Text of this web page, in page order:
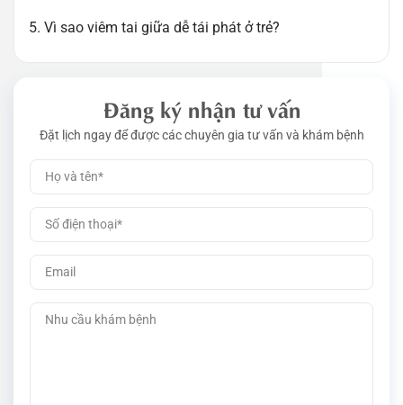
5. Vì sao viêm tai giữa dễ tái phát ở trẻ?
Đăng ký nhận tư vấn
Đặt lịch ngay để được các chuyên gia tư vấn và khám bệnh